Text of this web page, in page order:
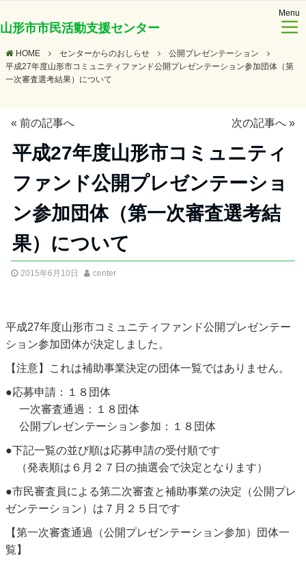
山形市市民活動支援センター
Menu
HOME センターからのおしらせ
公開プレゼンテーション
平成27年度山形市コミュニティファンド公開プレゼンテーション参加団体（第
一次審査選考結果）について
« 前の記事へ 次の記事へ »
平成27年度山形市コミュニティ
ファンド公開プレゼンテーショ
ン参加団体（第一次審査選考結
果）について
2015年6月10日 center
平成27年度山形市コミュニティファンド公開プレゼンテー
ション参加団体が決定しました。
【注意】これは補助事業決定の団体一覧ではありません。
●応募申請：１８団体
一次審査通過：１８団体
公開プレゼンテーション参加：１８団体
●下記一覧の並び順は応募申請の受付順です
（発表順は６月２７日の抽選会で決定となります）
●市民審査員による第二次審査と補助事業の決定（公開プレ
ゼンテーション）は７月２５日です
【第一次審査通過（公開プレゼンテーション参加）団体一
覧】